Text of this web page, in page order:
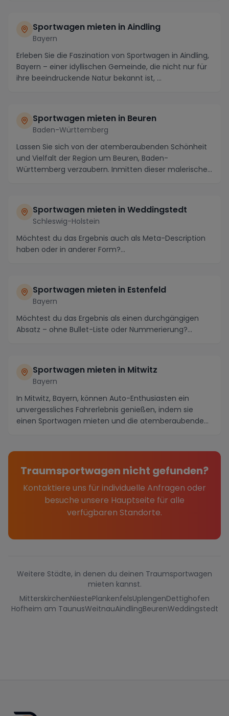
Sportwagen mieten in Aindling
Bayern
Erleben Sie die Faszination von Sportwagen in Aindling,
Bayern – einer idyllischen Gemeinde, die nicht nur für
ihre beeindruckende Natur bekannt ist, ...
Sportwagen mieten in Beuren
Baden-Württemberg
Lassen Sie sich von der atemberaubenden Schönheit
und Vielfalt der Region um Beuren, Baden-
Württemberg verzaubern. Inmitten dieser malerischen
Sportwagen mieten in Weddingstedt
Schleswig-Holstein
Möchtest du das Ergebnis auch als Meta-Description
haben oder in anderer Form?...
Sportwagen mieten in Estenfeld
Bayern
Möchtest du das Ergebnis als einen durchgängigen
Absatz – ohne Bullet-Liste oder Nummerierung?...
Sportwagen mieten in Mitwitz
Bayern
In Mitwitz, Bayern, können Auto-Enthusiasten ein
unvergessliches Fahrerlebnis genießen, indem sie
einen Sportwagen mieten und die atemberaubende
Traumsportwagen nicht gefunden?
Kontaktiere uns für individuelle Anfragen oder
besuche unsere Hauptseite für alle
verfügbaren Standorte.
Weitere Städte, in denen du deinen Traumsportwagen
mieten kannst.
MitterskirchenNiestePlankenfelsUplengenDettighofen
Hofheim am TaunusWeitnauAindlingBeurenWeddingstedt